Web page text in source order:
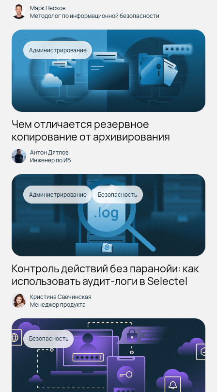
Марк Песков
Методолог по информационной безопасности
Администрирование
Чем отличается резервное
копирование от архивирования
Антон Дятлов
Инженер по ИБ
Администрирование Безопасность
Контроль действий без паранойи: как
использовать аудит-логи в Selectel
Кристина Свечинская
Менеджер продукта
Безопасность